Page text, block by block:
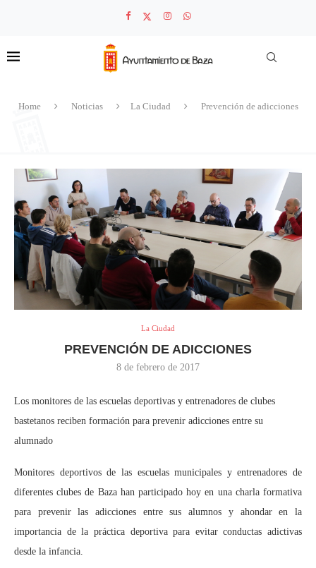
Home Noticias La Ciudad Prevención de adicciones
La Ciudad
PREVENCIÓN DE ADICCIONES
8 de febrero de 2017
Los monitores de las escuelas deportivas y entrenadores de clubes
bastetanos reciben formación para prevenir adicciones entre su
alumnado
Monitores deportivos de las escuelas municipales y entrenadores de
diferentes clubes de Baza han participado hoy en una charla formativa
para prevenir las adicciones entre sus alumnos y ahondar en la
importancia de la práctica deportiva para evitar conductas adictivas
desde la infancia.